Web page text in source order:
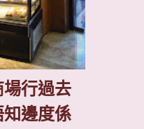
行過去
邊度係